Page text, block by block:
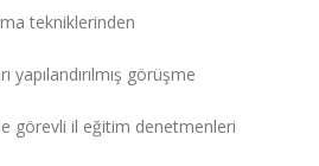
tekniklerinden
görüşme
görevli il eğitim denetmenleri